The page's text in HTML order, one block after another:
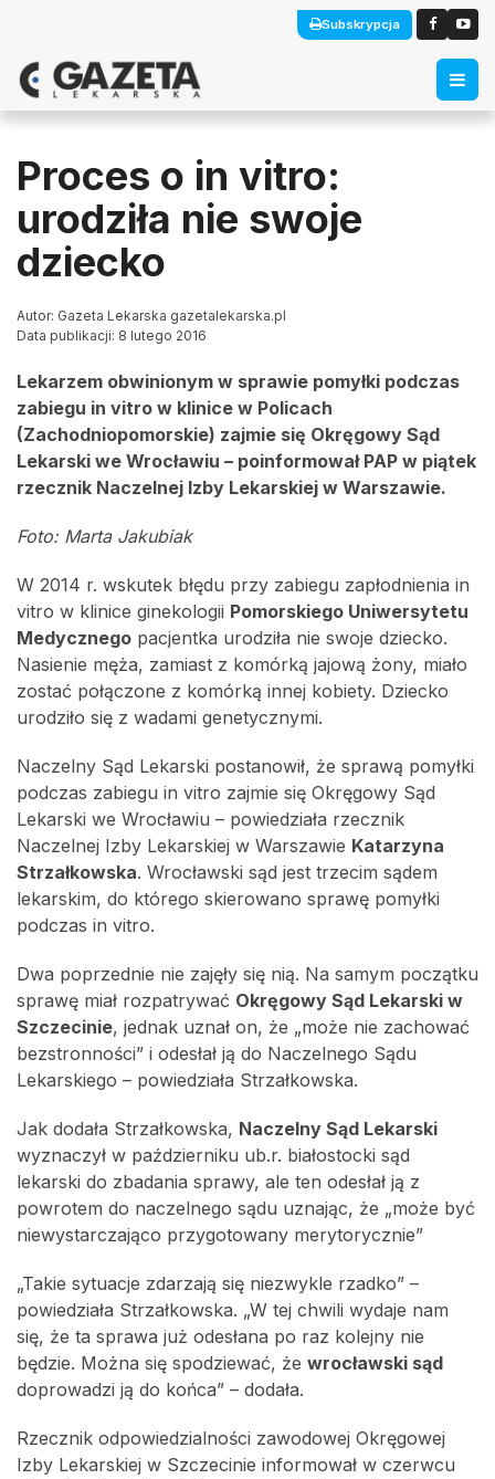
Subskrypcja
Proces o in vitro:
urodziła nie swoje
dziecko
Autor: Gazeta Lekarska gazetalekarska.pl
Data publikacji: 8 lutego 2016
Lekarzem obwinionym w sprawie pomyłki podczas
zabiegu in vitro w klinice w Policach
(Zachodniopomorskie) zajmie się Okręgowy Sąd
Lekarski we Wrocławiu – poinformował PAP w piątek
rzecznik Naczelnej Izby Lekarskiej w Warszawie.
Foto: Marta Jakubiak
W 2014 r. wskutek błędu przy zabiegu zapłodnienia in
vitro w klinice ginekologii Pomorskiego Uniwersytetu
Medycznego pacjentka urodziła nie swoje dziecko.
Nasienie męża, zamiast z komórką jajową żony, miało
zostać połączone z komórką innej kobiety. Dziecko
urodziło się z wadami genetycznymi.
Naczelny Sąd Lekarski postanowił, że sprawą pomyłki
podczas zabiegu in vitro zajmie się Okręgowy Sąd
Lekarski we Wrocławiu – powiedziała rzecznik
Naczelnej Izby Lekarskiej w Warszawie Katarzyna
Strzałkowska. Wrocławski sąd jest trzecim sądem
lekarskim, do którego skierowano sprawę pomyłki
podczas in vitro.
Dwa poprzednie nie zajęły się nią. Na samym początku
sprawę miał rozpatrywać Okręgowy Sąd Lekarski w
Szczecinie, jednak uznał on, że „może nie zachować
bezstronności” i odesłał ją do Naczelnego Sądu
Lekarskiego – powiedziała Strzałkowska.
Jak dodała Strzałkowska, Naczelny Sąd Lekarski
wyznaczył w październiku ub.r. białostocki sąd
lekarski do zbadania sprawy, ale ten odesłał ją z
powrotem do naczelnego sądu uznając, że „może być
niewystarczająco przygotowany merytorycznie”
„Takie sytuacje zdarzają się niezwykle rzadko” –
powiedziała Strzałkowska. „W tej chwili wydaje nam
się, że ta sprawa już odesłana po raz kolejny nie
będzie. Można się spodziewać, że wrocławski sąd
doprowadzi ją do końca” – dodała.
Rzecznik odpowiedzialności zawodowej Okręgowej
Izby Lekarskiej w Szczecinie informował w czerwcu